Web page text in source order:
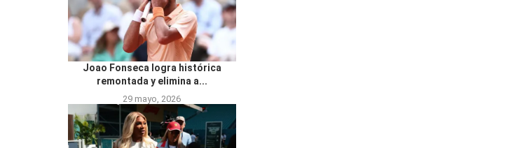
Joao Fonseca logra histórica
remontada y elimina a...
29 mayo, 2026